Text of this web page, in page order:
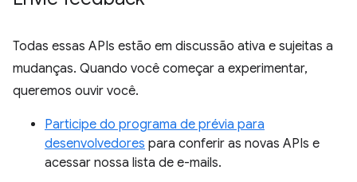
Todas essas APIs estão em discussão ativa e sujeitas a
mudanças. Quando você começar a experimentar,
queremos ouvir você.
Participe do programa de prévia para
desenvolvedores para conferir as novas APIs e
acessar nossa lista de e-mails.